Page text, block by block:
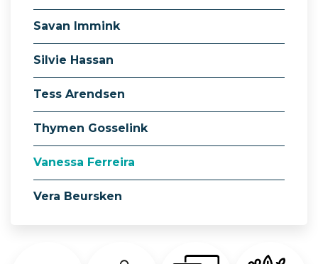
Savan Immink
Silvie Hassan
Tess Arendsen
Thymen Gosselink
Vanessa Ferreira
Vera Beursken